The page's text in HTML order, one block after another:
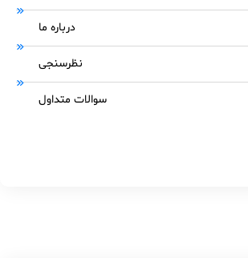
درباره ما
نظرسنجی
سوالات متداول